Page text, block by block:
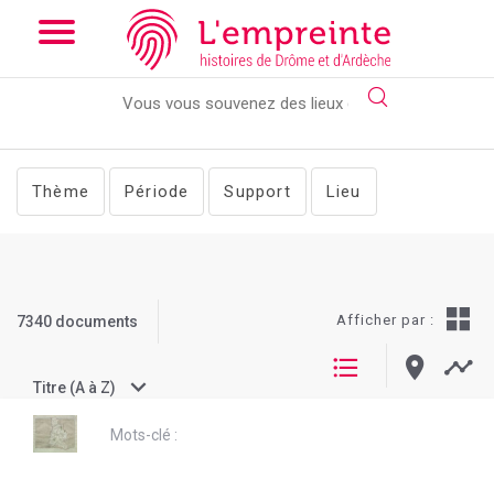
Array ( [slug] => documentslist [pg] => 3 )
theme.css if you want the default styling
Thème Période Support Lieu
7340 documents
Titre (A à Z)
Afficher par :
Mots-clé :